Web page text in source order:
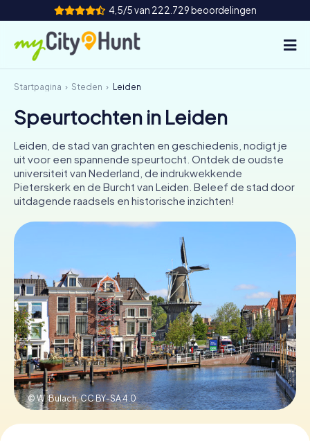
4,5/5 van 222.729 beoordelingen
Hoe het werkt
Steden
Tours
Teamevenement
Tickets
CH
ES
FR UK
IT
NL
Boek tickets
Koop cadeaubonnen
Startpagina Steden Leiden
Speurtochten in Leiden
Leiden, de stad van grachten en geschiedenis, nodigt je
uit voor een spannende speurtocht. Ontdek de oudste
universiteit van Nederland, de indrukwekkende
Pieterskerk en de Burcht van Leiden. Beleef de stad door
uitdagende raadsels en historische inzichten!
© W. Bulach,CC BY-SA 4.0